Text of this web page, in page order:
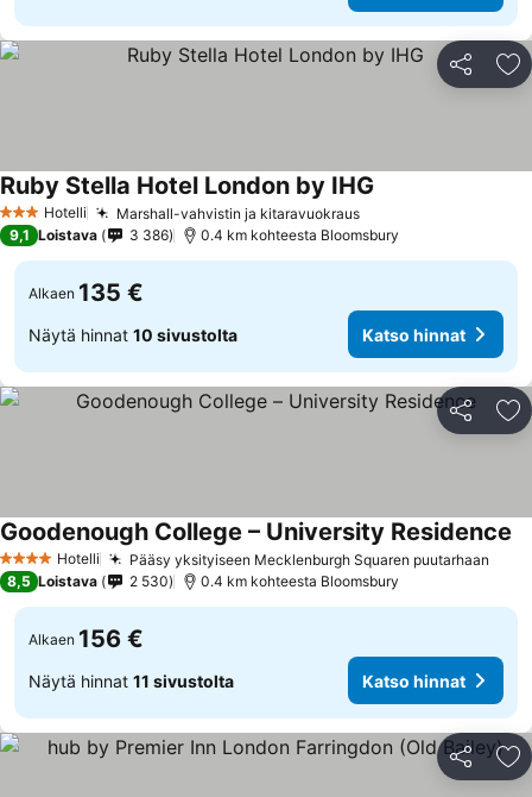
Jaa
3 Tähtiluokitus
Hotelli Marshall-vahvistin ja kitaravuokrausKatso hinnat
Ruby Stella Hotel London by IHG
9,1 Loistava 3 386 0.4 km kohteesta Bloomsbury
Alkaen 135 €
Näytä hinnat 10 sivustolta Katso hinnat
Jaa
4 Tähtiluokitus
Hotelli Pääsy yksityiseen Mecklenburgh Squaren puutarhaan
Goodenough College – University Residence
8,5 Loistava 2 530 0.4 km kohteesta Bloomsbury
Alkaen 156 €
Näytä hinnat 11 sivustolta Katso hinnat
Jaa